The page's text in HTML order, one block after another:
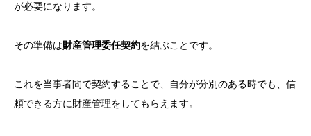
が必要になります。
その準備は財産管理委任契約を結ぶことです。
これを当事者間で契約することで、自分が分別のある時でも、信
頼できる方に財産管理をしてもらえます。